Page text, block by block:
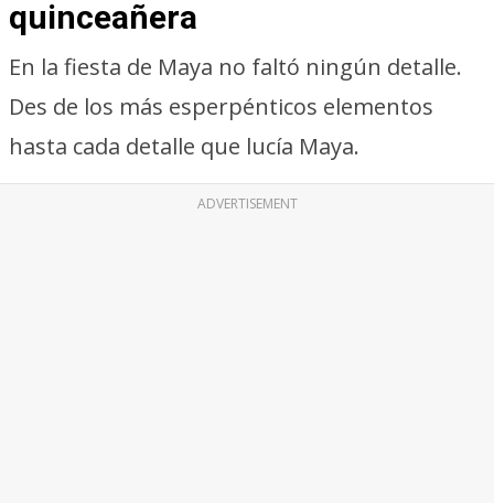
quinceañera
En la fiesta de Maya no faltó ningún detalle.
Des de los más esperpénticos elementos
hasta cada detalle que lucía Maya.
ADVERTISEMENT